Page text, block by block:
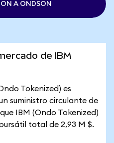
A ONDSON
de IBM
Tokenized) es
suministro circulante de
IBM (Ondo Tokenized)
total de 2,93 M $.